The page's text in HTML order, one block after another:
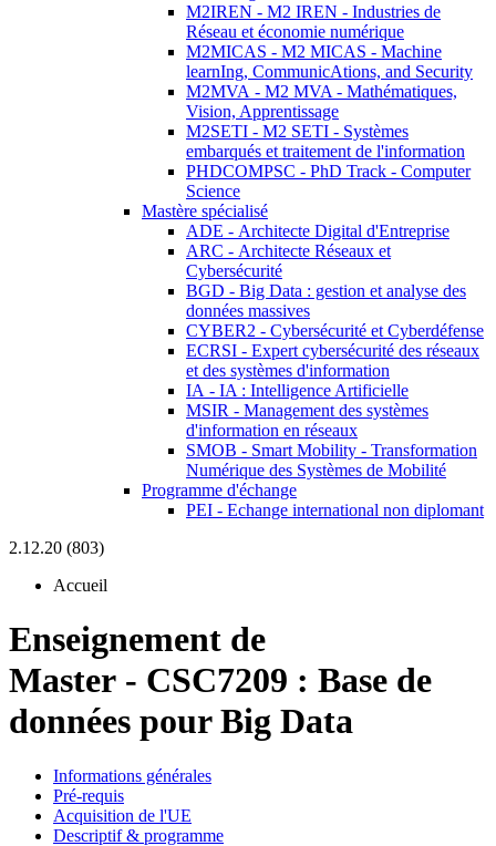
M2IREN - M2 IREN - Industries de
Réseau et économie numérique
M2MICAS - M2 MICAS - Machine
learnIng, CommunicAtions, and Security
M2MVA - M2 MVA - Mathématiques,
Vision, Apprentissage
M2SETI - M2 SETI - Systèmes
embarqués et traitement de l'information
PHDCOMPSC - PhD Track - Computer
Science
Mastère spécialisé
ADE - Architecte Digital d'Entreprise
ARC - Architecte Réseaux et
Cybersécurité
BGD - Big Data : gestion et analyse des
données massives
CYBER2 - Cybersécurité et Cyberdéfense
ECRSI - Expert cybersécurité des réseaux
et des systèmes d'information
IA - IA : Intelligence Artificielle
MSIR - Management des systèmes
d'information en réseaux
SMOB - Smart Mobility - Transformation
Numérique des Systèmes de Mobilité
Programme d'échange
PEI - Echange international non diplomant
2.12.20 (803)
Accueil
Enseignement de
Master - CSC7209 : Base de
données pour Big Data
Informations générales
Pré-requis
Acquisition de l'UE
Descriptif & programme